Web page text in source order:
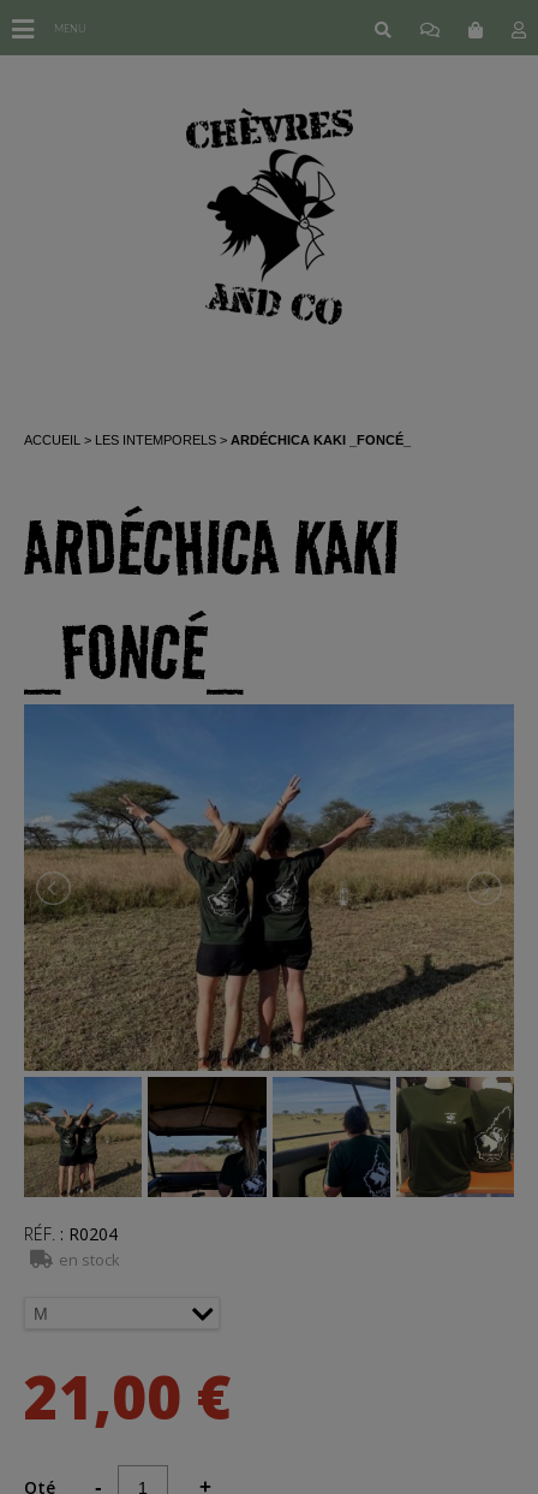
ACCUEIL LES INTEMPORELS ARDÉCHICA KAKI _FONCÉ_
ARDÉCHICA KAKI
_FONCÉ_
RÉF. : R0204
en stock
21,00 €
Qté - +
MENU